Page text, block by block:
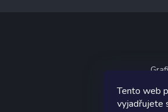
Tento web
vyjadřujete